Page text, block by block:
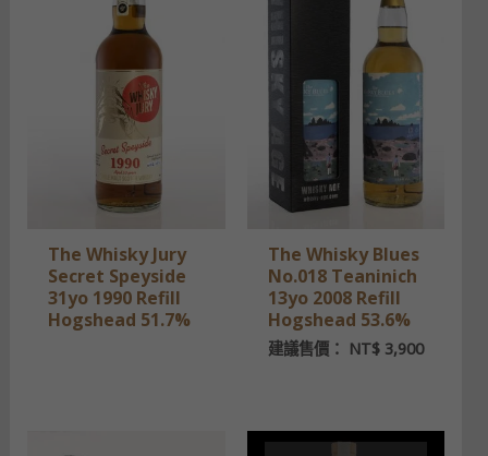
The Whisky Jury
Secret Speyside
31yo 1990 Refill
Hogshead 51.7%
The Whisky Blues
No.018 Teaninich
13yo 2008 Refill
Hogshead 53.6%
建議售價： NT$3,900